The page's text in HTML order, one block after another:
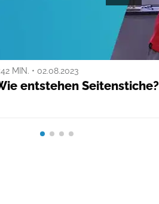
MIN. • 02.08.2023
entstehen Seitenstiche?